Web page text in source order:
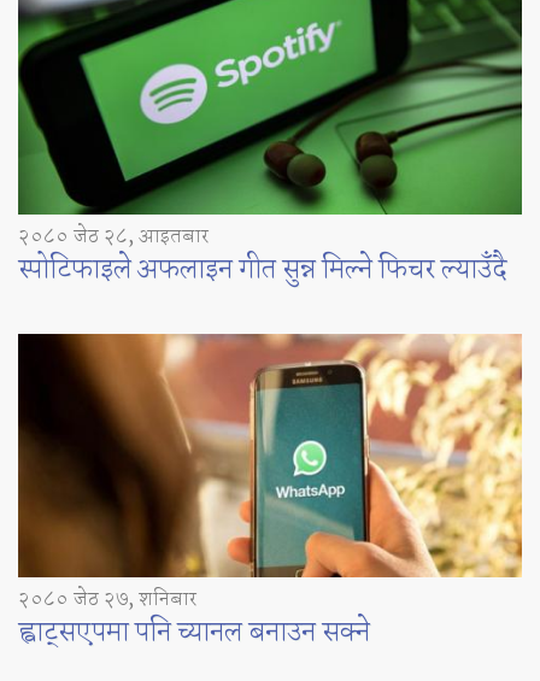
२०८० जेठ २८, आइतबार
स्पोटिफाइले अफलाइन गीत सुन्न मिल्ने फिचर ल्याउँदै
२०८० जेठ २७, शनिबार
ह्वाट्सएपमा पनि च्यानल बनाउन सक्ने